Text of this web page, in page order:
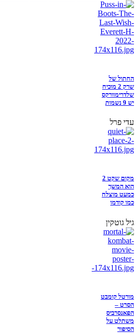
החתול של
שרק 2 מוכיח
שלדרימוורקס
יש 9 נשמות
עדי פרל
מקום שקט 2
הוא המשך
כמעט מוצלח
כמו קודמו
גיל גוטקין
מורטל קומבט
הסרט –
הפאנסרביס
משתלט על
הסיפור